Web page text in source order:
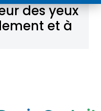
des yeux
et à